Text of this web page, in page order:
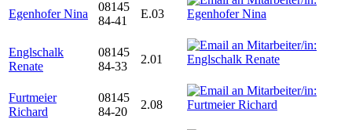
Egenhofer Nina
08145
84-41
E.03
Englschalk
Renate
08145
84-33
2.01
Furtmeier
Richard
08145
84-20
2.08